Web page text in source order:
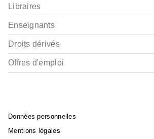
Libraires
Enseignants
Droits dérivés
Offres d'emploi
Données personnelles
Mentions légales